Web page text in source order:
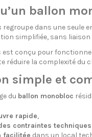
ballon
regroupe dans une seule
simplifiée, sans liaison
est conçu pour
réduire la complexité du
simple et
du ballon monobloc
rapide,
contraintes techniques
facilitée dans un local